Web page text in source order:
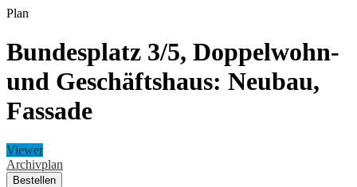
Plan
Bundesplatz 3/5, Doppelwohn-
und Geschäftshaus: Neubau,
Fassade
Viewer
Archivplan
Bestellen